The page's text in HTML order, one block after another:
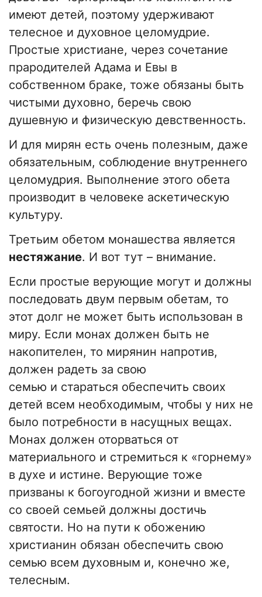
имеют детей, поэтому удерживают
телесное и духовное целомудрие.
Простые христиане, через сочетание
прародителей Адама и Евы в
собственном браке, тоже обязаны быть
чистыми духовно, беречь свою
душевную и физическую девственность.
И для мирян есть очень полезным, даже
обязательным, соблюдение внутреннего
целомудрия. Выполнение этого обета
производит в человеке аскетическую
культуру.
Третьим обетом монашества является
нестяжание. И вот тут – внимание.
Если простые верующие могут и должны
последовать двум первым обетам, то
этот долг не может быть использован в
миру. Если монах должен быть не
накопителен, то мирянин напротив,
должен радеть за свою
семью и стараться обеспечить своих
детей всем необходимым, чтобы у них не
было потребности в насущных вещах.
Монах должен оторваться от
материального и стремиться к «горнему»
в духе и истине. Верующие тоже
призваны к богоугодной жизни и вместе
со своей семьей должны достичь
святости. Но на пути к обожению
христианин обязан обеспечить свою
семью всем духовным и, конечно же,
телесным.